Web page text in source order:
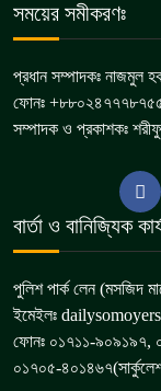
সময়ের সমীকরণঃ
প্রধান সম্পাদকঃ নাজমুল
ফোনঃ
সম্পাদক ও প্রকাশকঃ
বার্তা ও বানিজ্যিক
পুলিশ পার্ক লেন (মসজিদ
ইমেইলঃ
ফোনঃ ০১৭১১-৯০৯১৯৭,
০১৭০৫-